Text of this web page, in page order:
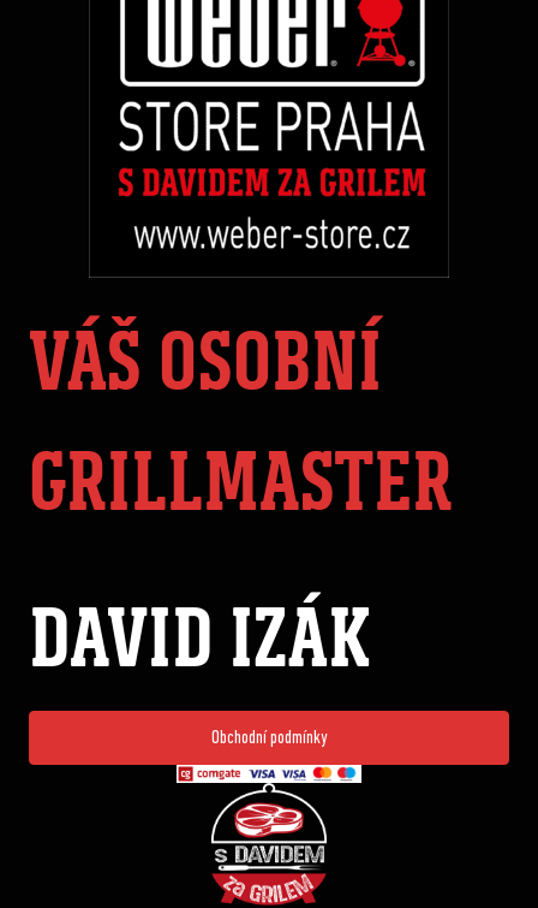
VÁŠ OSOBNÍ
GRILLMASTER
DAVID IZÁK
Obchodní podmínky